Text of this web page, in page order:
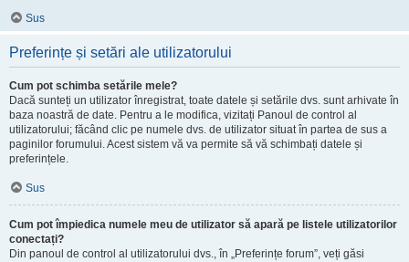
Sus
Preferințe și setări ale utilizatorului
Cum pot schimba setările mele?
Dacă sunteți un utilizator înregistrat, toate datele și setările dvs. sunt arhivate în
baza noastră de date. Pentru a le modifica, vizitați Panoul de control al
utilizatorului; făcând clic pe numele dvs. de utilizator situat în partea de sus a
paginilor forumului. Acest sistem vă va permite să vă schimbați datele și
preferințele.
Sus
Cum pot împiedica numele meu de utilizator să apară pe listele utilizatorilor
conectați?
Din panoul de control al utilizatorului dvs., în „Preferințe forum”, veți găsi